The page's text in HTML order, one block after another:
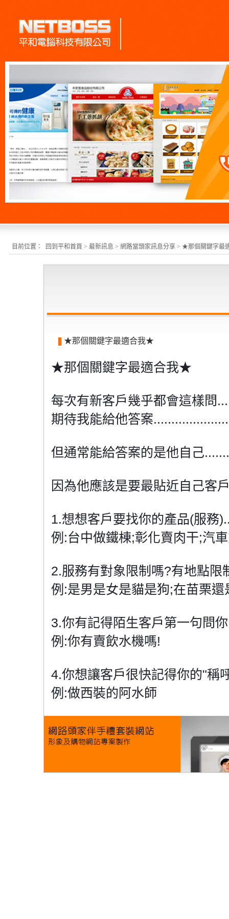
目前位置： 回到平和首頁 > 最新訊息 > 網路當頭家訊息分享 > ★那個關鍵字最
★那個關鍵字最適合我★
★那個關鍵字最適合我★
每次有新客戶幾乎都會這樣問
期待我能給他答案
但通常能給答案的是他自己.......
因為他應該是要最貼近自己客
1.想想客戶要找你的產品(服務
例:台中做鐵棟;彰化賣肉干;汽
2.服務有對象限制嗎?有地點限
例:是男是女是貓是狗;在苗栗
3.你有記得陌生客戶第一句問
例:你有賣飲水機嗎!
4.你想讓客戶很快記得你的"稱